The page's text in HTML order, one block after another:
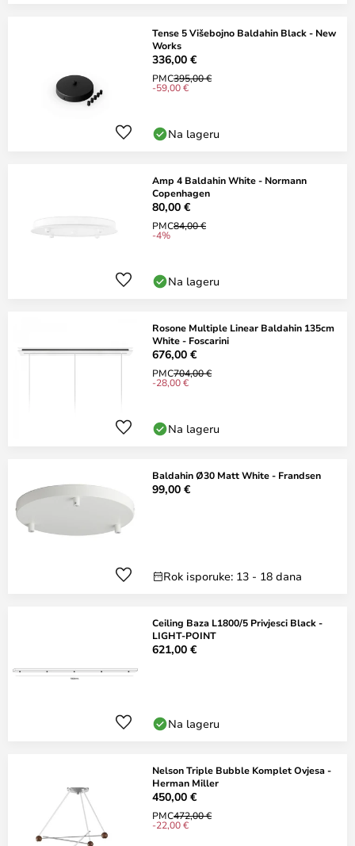
Tense 5 Višebojno Baldahin Black - New
Works
336,00 €
PMC395,00 €
-59,00 €
Na lageru
Amp 4 Baldahin White - Normann
Copenhagen
80,00 €
PMC84,00 €
-4%
Na lageru
Rosone Multiple Linear Baldahin 135cm
White - Foscarini
676,00 €
PMC704,00 €
-28,00 €
Na lageru
Baldahin Ø30 Matt White - Frandsen
99,00 €
Rok isporuke: 13 - 18 dana
Ceiling Baza L1800/5 Privjesci Black -
LIGHT-POINT
621,00 €
Na lageru
Nelson Triple Bubble Komplet Ovjesa -
Herman Miller
450,00 €
PMC472,00 €
-22,00 €